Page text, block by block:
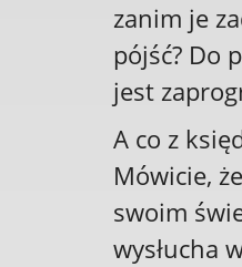
zanim je
pójść? Do
jest
A co z
Mówicie,
swoim
wysłucha